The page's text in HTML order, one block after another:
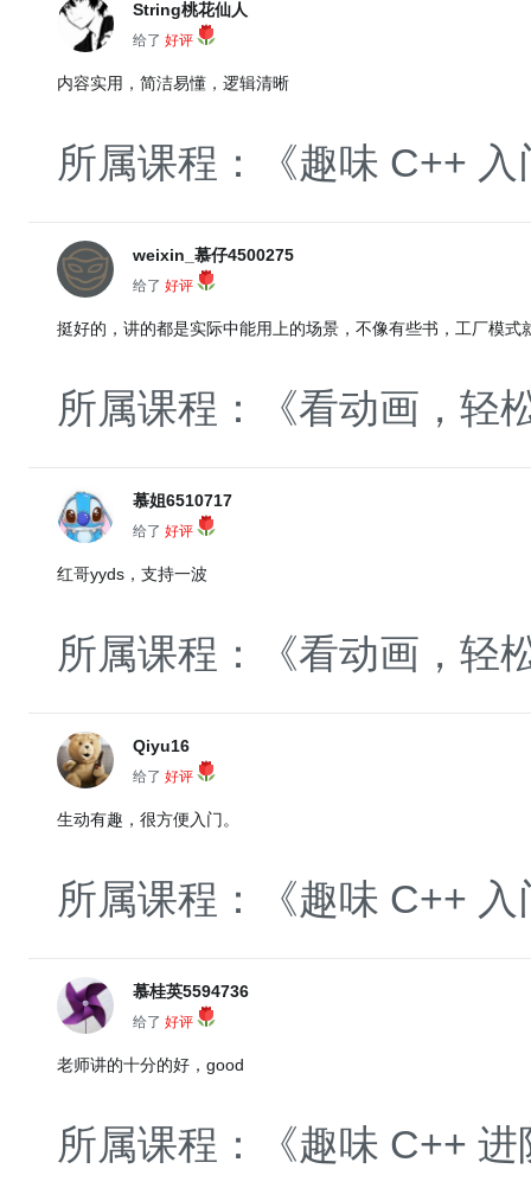
String桃花仙人
给了 好评
内容实用，简洁易懂，逻辑清晰
所属课程：《趣味 C++ 入
weixin_慕仔4500275
给了 好评
挺好的，讲的都是实际中能用上的场景，不像有些书，工厂模
所属课程：《看动画，轻
慕姐6510717
给了 好评
红哥yyds，支持一波
所属课程：《看动画，轻
Qiyu16
给了 好评
生动有趣，很方便入门。
所属课程：《趣味 C++ 入
慕桂英5594736
给了 好评
老师讲的十分的好，good
所属课程：《趣味 C++ 进